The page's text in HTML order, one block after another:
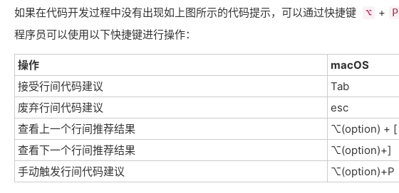
如果在代码开发过程中没有出现如上图所示的代码提示，可以通过快捷键 ​​ ⌥ ​​+​ ​P
程序员可以使用以下快捷键进行操作：
操作 macOS
接受行间代码建议
Tab
废弃行间代码建议
esc
查看上一个行间推荐结果
⌥(option) + [
查看下一个行间推荐结果
⌥(option)+]
手动触发行间代码建议
⌥(option)+P